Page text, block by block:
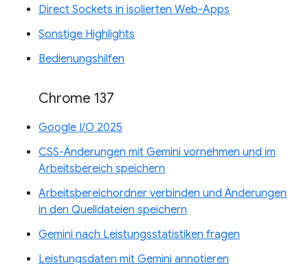
Direct Sockets in isolierten Web-Apps
Sonstige Highlights
Bedienungshilfen
Chrome 137
Google I/O 2025
CSS-Änderungen mit Gemini vornehmen und im
Arbeitsbereich speichern
Arbeitsbereichordner verbinden und Änderungen
in den Quelldateien speichern
Gemini nach Leistungsstatistiken fragen
Leistungsdaten mit Gemini annotieren